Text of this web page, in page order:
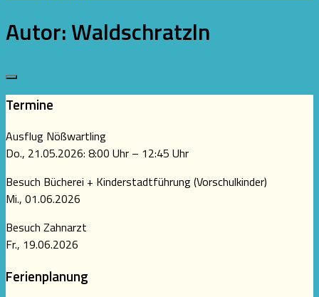
Autor:Waldschratzln
Termine
Ausflug Nößwartling
Do., 21.05.2026: 8:00 Uhr – 12:45 Uhr
Besuch Bücherei + Kinderstadtführung (Vorschulkinder)
Mi., 01.06.2026
Besuch Zahnarzt
Fr., 19.06.2026
Ferienplanung